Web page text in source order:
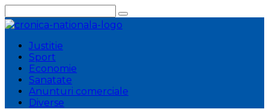
la
conținut
Justitie
Sport
Economie
Sanatate
Anunturi comerciale
Diverse